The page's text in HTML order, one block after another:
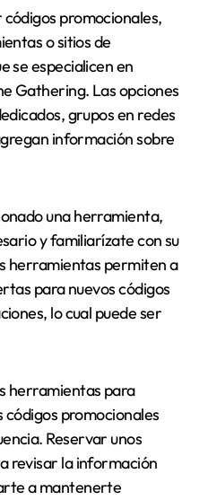
promocionales,
o sitios de
se especialicen en
Gathering. Las opciones
grupos en redes
información sobre
una herramienta,
y familiarízate con su
herramientas permiten a
para nuevos códigos
lo cual puede ser
herramientas para
códigos promocionales
Reservar unos
revisar la información
a mantenerte